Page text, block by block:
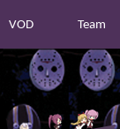
VOD Team